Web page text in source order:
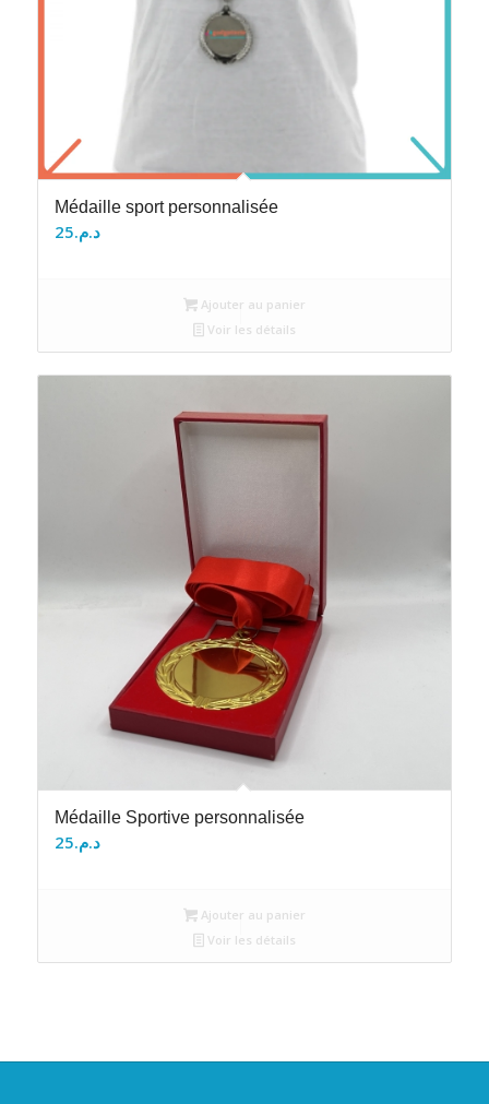
Médaille sport personnalisée
د.م.25
Ajouter au panier
Voir les détails
Médaille Sportive personnalisée
د.م.25
Ajouter au panier
Voir les détails